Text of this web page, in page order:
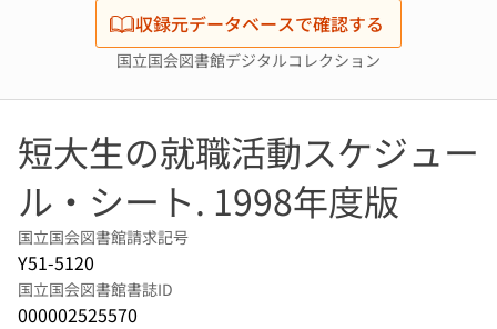
収録元データベースで確認する
国立国会図書館デジタルコレクション
短大生の就職活動スケジュー
ル・シート. 1998年度版
国立国会図書館請求記号
Y51-5120
国立国会図書館書誌ID
000002525570